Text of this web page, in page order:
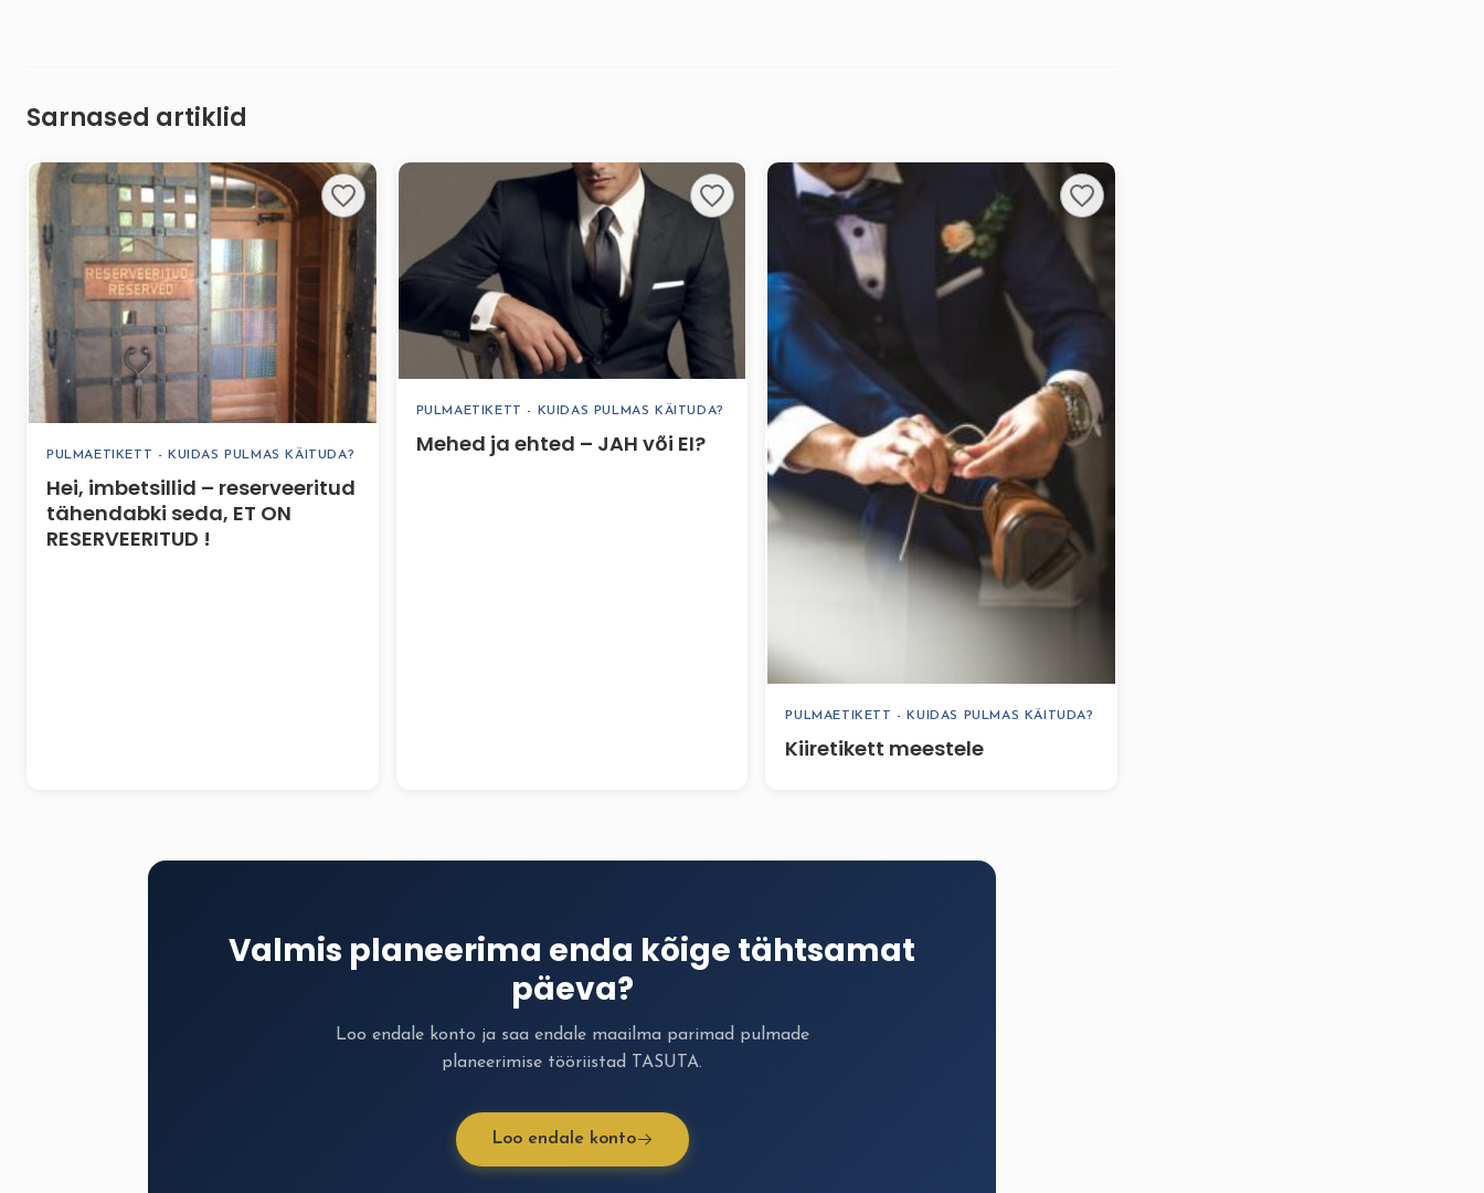
Sarnased artiklid
PULMAETIKETT - KUIDAS PULMAS KÄITUDA?
Hei, imbetsillid – reserveeritud
tähendabki seda, ET ON
RESERVEERITUD !
PULMAETIKETT - KUIDAS PULMAS KÄITUDA?
Mehed ja ehted – JAH või EI?
PULMAETIKETT - KUIDAS PULMAS KÄITUDA?
Kiiretikett meestele
Valmis planeerima enda kõige tähtsamat
päeva?
Loo endale konto ja saa endale maailma parimad pulmade
planeerimise tööriistad TASUTA.
Loo endale konto